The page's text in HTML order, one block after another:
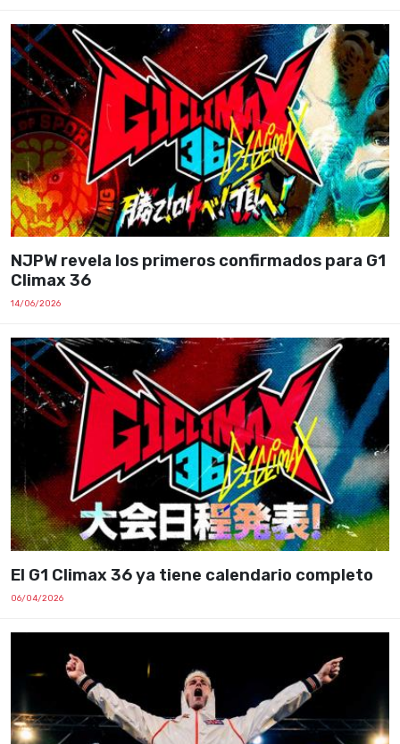
NJPW revela los primeros confirmados para G1
Climax 36
14/06/2026
El G1 Climax 36 ya tiene calendario completo
06/04/2026